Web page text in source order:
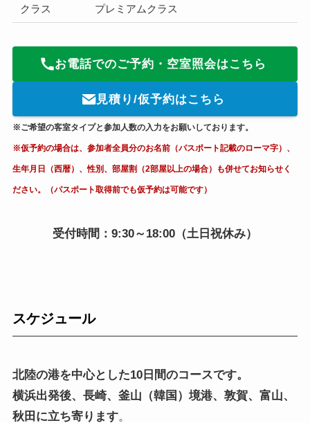
クラス プレミアムクラス
お電話でのご予約・空室照会はこちら
見積り/仮予約はこちら
※ご希望の客室タイプと参加人数の入力をお願いしております。
※仮予約の場合は、参加者全員分のお名前（パスポート記載のローマ字）、
生年月日（西暦）、性別、部屋割（2部屋以上の場合）も併せてお知らせく
ださい。（パスポート取得前でも仮予約は可能です）
受付時間：9:30～18:00（土日祝休み）
スケジュール
北陸の港を中心とした10日間のコースです。
横浜出発後、長崎、釜山（韓国）境港、敦賀、富山、
秋田に立ち寄ります。